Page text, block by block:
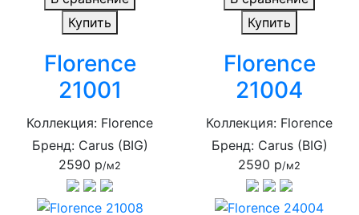
Купить
Florence
21001
Коллекция: Florence
Бренд: Carus (BIG)
2590 р/м2
Купить
Florence
21004
Коллекция: Florence
Бренд: Carus (BIG)
2590 р/м2